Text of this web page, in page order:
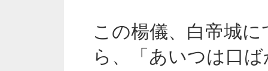
この楊儀、白帝城
ら、「あいつは口